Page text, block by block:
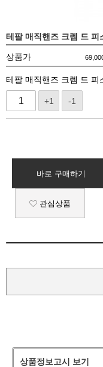
테팔 매직핸즈 크렘 드 피
상품가
테팔 매직핸즈 크렘 드 피
+1 -1
바로 구매하기
관심상품
상품정보고시 보기